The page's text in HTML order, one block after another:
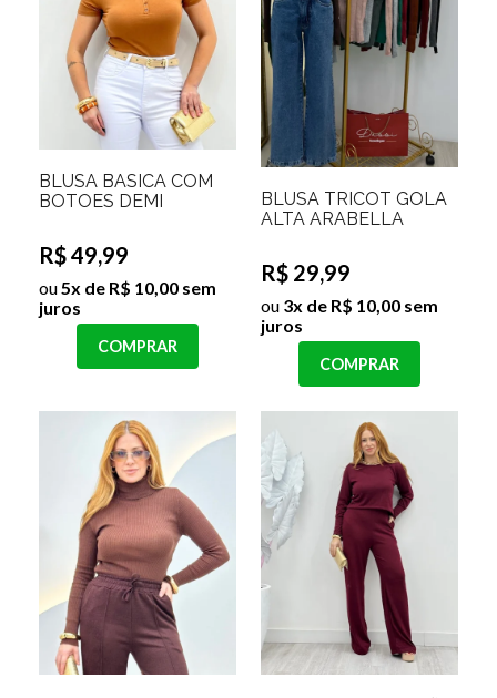
BLUSA BASICA COM
BOTOES DEMI
R$ 49,99
ou5x de R$ 10,00 sem
juros
COMPRAR
BLUSA TRICOT GOLA
ALTA ARABELLA
R$ 29,99
ou 3x de R$ 10,00 sem
juros
COMPRAR